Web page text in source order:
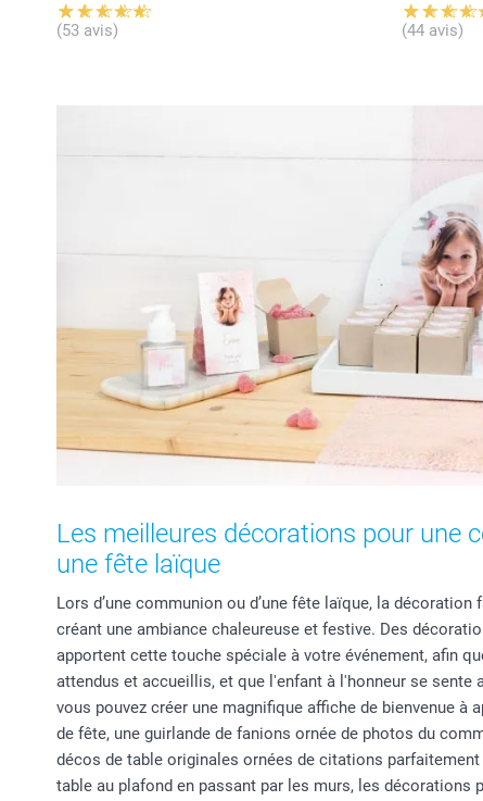
(53 avis) (44 avis)
Les meilleures décorations pour une
une fête laïque
Lors d’une communion ou d’une fête laïque, la
créant une ambiance chaleureuse et festive. Des
apportent cette touche spéciale à votre événement, afin
attendus et accueillis, et que l'enfant à l'honneur se sente
vous pouvez créer une magnifique affiche de bienvenue à
de fête, une guirlande de fanions ornée de photos du
décos de table originales ornées de citations
table au plafond en passant par les murs, les décorations